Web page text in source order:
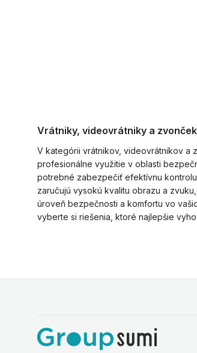
Vrátniky, videovrátniky a
V kategórii vrátnikov, videovrátnikov a
profesionálne využitie v oblasti
potrebné zabezpečiť efektívnu
zaručujú vysokú kvalitu obrazu a
úroveň bezpečnosti a komfortu vo
vyberte si riešenia, ktoré najlepšie